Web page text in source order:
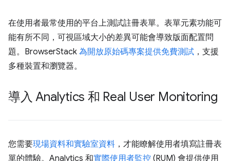
在使用者最常使用的平台上測試註冊表單。表單元素功能可
能有所不同，可視區域大小的差異可能會導致版面配置問
題。BrowserStack 為開放原始碼專案提供免費測試 ，支援
多種裝置和瀏覽器。
導入 Analytics 和 Real User Monitoring
您需要現場資料和實驗室資料 ，才能瞭解使用者填寫註冊表
單的體驗。Analytics 和實際使用者監控 (RUM) 會提供使用